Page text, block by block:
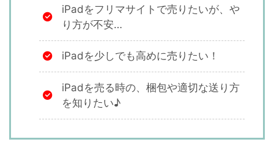
iPadをフリマサイトで売りたいが、や
り方が不安…
iPadを少しでも高めに売りたい！
iPadを売る時の、梱包や適切な送り方
を知りたい♪